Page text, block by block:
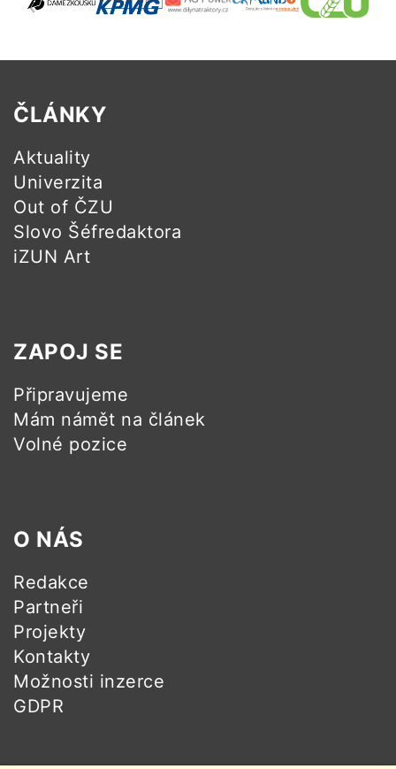
ČLÁNKY
Aktuality
Univerzita
Out of ČZU
Slovo Šéfredaktora
iZUN Art
ZAPOJ SE
Připravujeme
Mám námět na článek
Volné pozice
O NÁS
Redakce
Partneři
Projekty
Kontakty
Možnosti inzerce
GDPR